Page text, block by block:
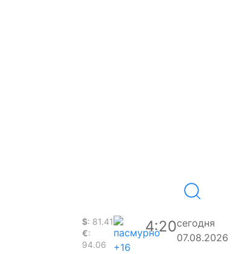
$: 81.41
€:
94.06
+16
4:20сегодня
07.08.2026